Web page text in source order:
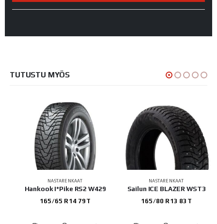
TUTUSTU MYÖS
NASTARENKAAT
Hankook I*Pike RS2 W429
165/65 R14 79T
NASTARENKAAT
Sailun ICE BLAZER WST3
165/80 R13 83T